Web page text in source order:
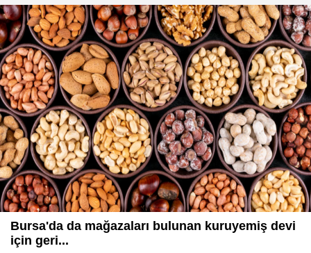
Bursa'da da mağazaları bulunan kuruyemiş devi
için geri...